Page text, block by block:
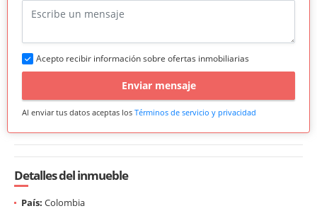
Acepto recibir información sobre ofertas inmobiliarias
Enviar mensaje
Al enviar tus datos aceptas los Términos de servicio y privacidad
Detalles del inmueble
País: Colombia